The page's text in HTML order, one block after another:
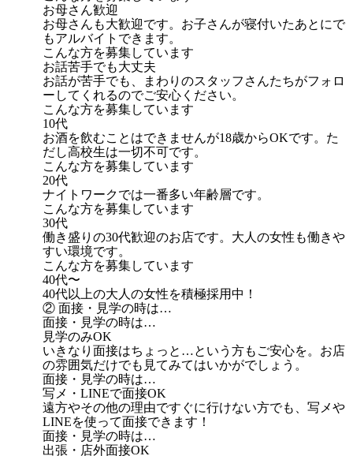
お母さん歓迎
お母さんも大歓迎です。お子さんが寝付いたあとにで
もアルバイトできます。
こんな方を募集しています
お話苦手でも大丈夫
お話が苦手でも、まわりのスタッフさんたちがフォロ
ーしてくれるのでご安心ください。
こんな方を募集しています
10代
お酒を飲むことはできませんが18歳からOKです。た
だし高校生は一切不可です。
こんな方を募集しています
20代
ナイトワークでは一番多い年齢層です。
こんな方を募集しています
30代
働き盛りの30代歓迎のお店です。大人の女性も働きや
すい環境です。
こんな方を募集しています
40代〜
40代以上の大人の女性を積極採用中！
② 面接・見学の時は…
面接・見学の時は…
見学のみOK
いきなり面接はちょっと…という方もご安心を。お店
の雰囲気だけでも見てみてはいかがでしょう。
面接・見学の時は…
写メ・LINEで面接OK
遠方やその他の理由ですぐに行けない方でも、写メや
LINEを使って面接できます！
面接・見学の時は…
出張・店外面接OK